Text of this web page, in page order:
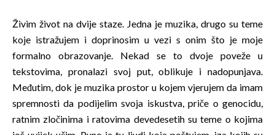
Živim život na dvije staze. Jedna je muzika, drugo su teme
koje istražujem i doprinosim u vezi s onim što je moje
formalno obrazovanje. Nekad se to dvoje poveže u
tekstovima, pronalazi svoj put, oblikuje i nadopunjava.
Međutim, dok je muzika prostor u kojem vjerujem da imam
spremnosti da podijelim svoja iskustva, priče o genocidu,
ratnim zločinima i ratovima devedesetih su teme o kojima